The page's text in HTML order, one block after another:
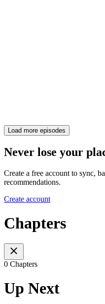
Load more episodes
Never lose your
Create a free account to sync,
recommendations.
Create account
Chapters
0 Chapters
Up Next